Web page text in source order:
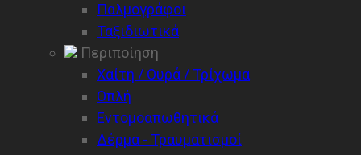
Παλμογράφοι
Ταξιδιωτικά
Περιποίηση
Χαίτη / Ουρά / Τρίχωμα
Οπλή
Εντομοαπωθητικά
Δέρμα - Τραυματισμοί